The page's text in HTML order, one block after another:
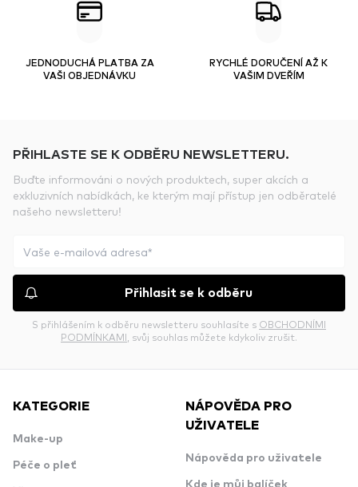
JEDNODUCHÁ PLATBA ZA
VAŠI OBJEDNÁVKU
RYCHLÉ DORUČENÍ AŽ K
VAŠIM DVEŘÍM
PŘIHLASTE SE K ODBĚRU NEWSLETTERU.
Buďte informováni o nových produktech, super akcích a
exkluzivních nabídkách, ke kterým mají přístup jen odběratelé
našeho newsletteru!
Přihlasit se k odběru
S přihlášením k odběru newsletteru souhlasíte s OBCHODNÍMI
PODMÍNKAMI , svůj souhlas můžete kdykoliv zrušit.
KATEGORIE
Make-up
Péče o pleť
NÁPOVĚDA PRO
UŽIVATELE
Nápověda pro uživatele
Kde je můj balíček